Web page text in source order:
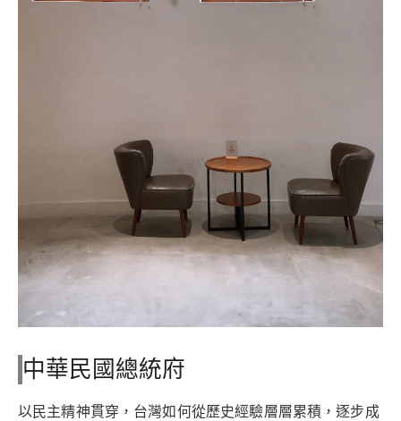
中華民國總統府
以民主精神貫穿，台灣如何從歷史經驗層層累積，逐步成